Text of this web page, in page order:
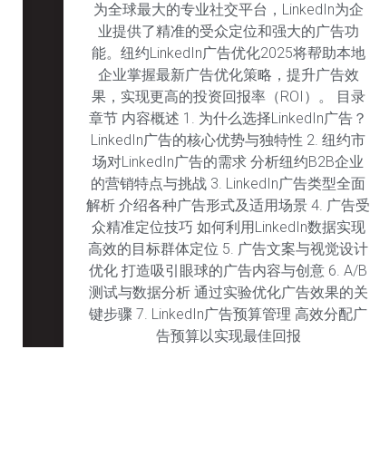
为全球最大的专业社交平台，LinkedIn为企
业提供了精准的受众定位和强大的广告功
能。纽约LinkedIn广告优化2025将帮助本地
企业掌握最新广告优化策略，提升广告效
果，实现更高的投资回报率（ROI）。 目录
章节 内容概述 1. 为什么选择LinkedIn广告？
LinkedIn广告的核心优势与独特性 2. 纽约市
场对LinkedIn广告的需求 分析纽约B2B企业
的营销特点与挑战 3. LinkedIn广告类型全面
解析 介绍各种广告形式及适用场景 4. 广告受
众精准定位技巧 如何利用LinkedIn数据实现
高效的目标群体定位 5. 广告文案与视觉设计
优化 打造吸引眼球的广告内容与创意 6. A/B
测试与数据分析 通过实验优化广告效果的关
键步骤 7. LinkedIn广告预算管理 高效分配广
告预算以实现最佳回报